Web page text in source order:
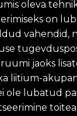
oleva
on
vahendid,
jaoks
liitium-
ole lubatud